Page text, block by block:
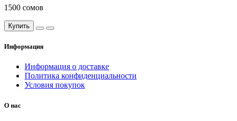
1500 сомов
Купить
Информация
Информация о доставке
Политика конфиденциальности
Условия покупок
О нас